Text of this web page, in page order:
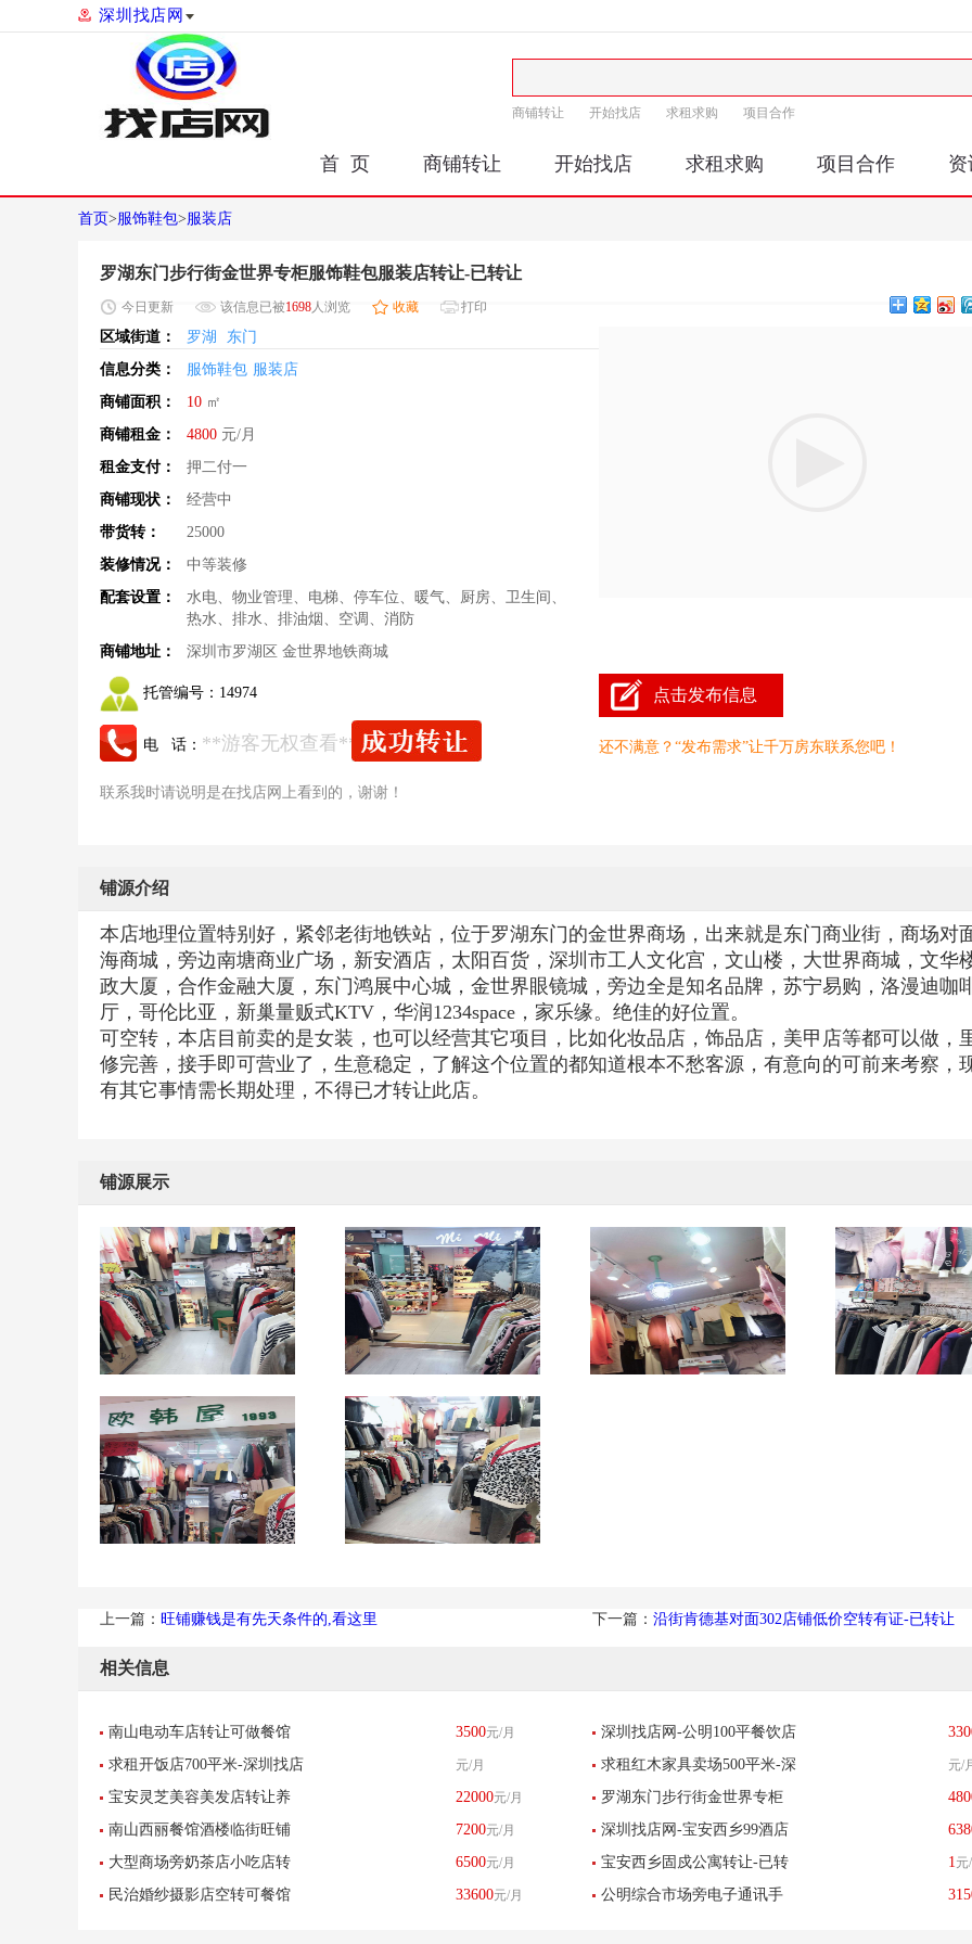
深圳找店网
商铺转让 开始找店 求租求购 项目合作
首 页 商铺转让 开始找店 求租求购 项目合作 资
首页>服饰鞋包>服装店
罗湖东门步行街金世界专柜服饰鞋包服装店转让-已转让
今日 更新 该信息已被1698人浏览 收藏 打印
区域街道： 罗湖
东门
信息分类：
服饰鞋包 服装店
商铺面积：
10 ㎡
商铺租金：
4800 元/月
租金支付：
押二付一
商铺现状：
经营中
带货转：
25000
装修情况：
中等装修
配套设置：
水电、物业管理、电梯、停车位、暖气、厨房、卫生间、
热水、排水、排油烟、空调、消防
商铺地址：
深圳市罗湖区 金世界地铁商城
托管编号： 14974
电 话： **游客无权查看**
联系我时请说明是在找店网上看到的，谢谢！
点击发布信息
还不满意？“发布需求”让千万房东联系您吧！
铺源介绍
本店地理位置特别好，紧邻老街地铁站，位于罗湖东门的金世界商场，出来就是东门商业街，商场对
海商城，旁边南塘商业广场，新安酒店，太阳百货，深圳市工人文化宫，文山楼，大世界商城，文华
政大厦，合作金融大厦，东门鸿展中心城，金世界眼镜城，旁边全是知名品牌，苏宁易购，洛漫迪咖
厅，哥伦比亚，新巢量贩式KTV，华润1234space，家乐缘。 绝佳的好位置。
可空转，本店目前卖的是女装，也可以经营其它项目，比如化妆品店，饰品店，美甲店等都可以做，
修完善，接手即可营业了，生意稳定，了解这个位置的都知道根本不愁客源，有意向的可前来考察，
有其它事情需长期处理，不得已才转让此店。
铺源展示
上一篇： 旺铺赚钱是有先天条件的,看这里 下一篇： 沿街肯德基对面302店铺低价空转有证-已转让
相关信息
南山电动车店转让可做餐馆
小吃足疗美容美发服装店
3500元/月 深圳找店网-公明100平餐饮店
转让-已转让
求租开饭店700平米-深圳找店
网
元/月 求租红木家具卖场500平米-深
圳找店网
元/
宝安灵芝美容美发店转让养
生店低价转让-已转让
22000元/月 罗湖东门步行街金世界专柜
服饰鞋包服装店转让-已转让
南山西丽餐馆酒楼临街旺铺
转让
7200元/月 深圳找店网-宝安西乡99酒店
转让-已转让
大型商场旁奶茶店小吃店转
让-已转让
6500元/月 宝安西乡固戍公寓转让-已转
让
1元
民治婚纱摄影店空转可餐馆 33600元/月 公明综合市场旁电子通讯手